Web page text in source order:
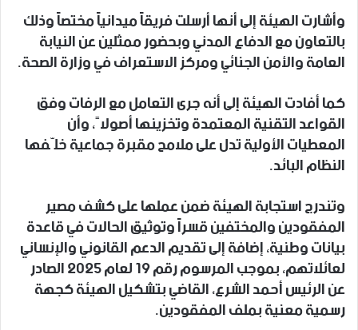
وأشارت الهيئة إلى أنها أرسلت فريقاً ميدانياً مختصاً وذلك
بالتعاون مع الدفاع المدني وبحضور ممثلين عن النيابة
العامة والأمن الجنائي ومركز الاستعراف في وزارة الصحة.
كما أفادت الهيئة إلى أنه جرى التعامل مع الرفات وفق
القواعد التقنية المعتمدة وتخزينها أصولاً، وأن
المعطيات الأولية تدل على ملامح مقبرة جماعية خلّفها
النظام البائد.
وتندرج استجابة الهيئة ضمن عملها على كشف مصير
المفقودين والمختفين قسراً وتوثيق الحالات في قاعدة
بيانات وطنية، إضافة إلى تقديم الدعم القانوني والإنساني
لعائلاتهم، بموجب المرسوم رقم 19 لعام 2025 الصادر
عن الرئيس أحمد الشرع، القاضي بتشكيل الهيئة كجهة
رسمية معنية بملف المفقودين.